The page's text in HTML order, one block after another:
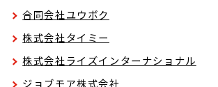
合同会社ユウボク
株式会社タイミー
株式会社ライズインターナショナル